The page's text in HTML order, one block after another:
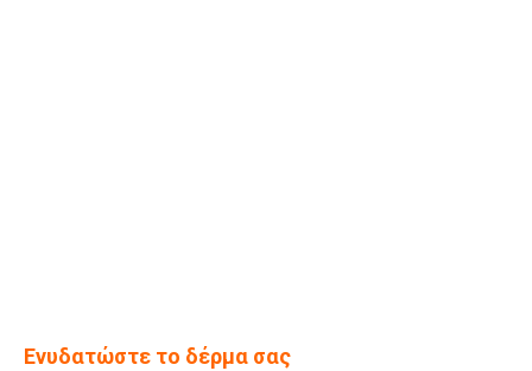
Ενυδατώστε το δέρμα σας